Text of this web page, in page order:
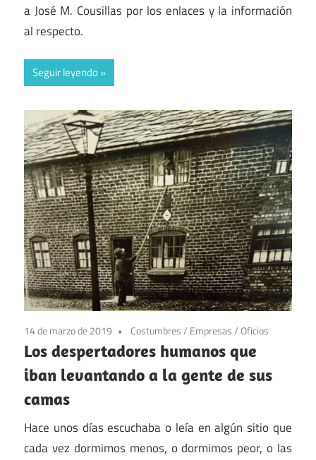
a José M. Cousillas por los enlaces y la información
al respecto.
Seguir leyendo
14 de marzo de 2019 Costumbres/ Empresas/Oficios
Los despertadores humanos que
iban levantando a la gente de sus
camas
Hace unos días escuchaba o leía en algún sitio que
cada vez dormimos menos, o dormimos peor, o las